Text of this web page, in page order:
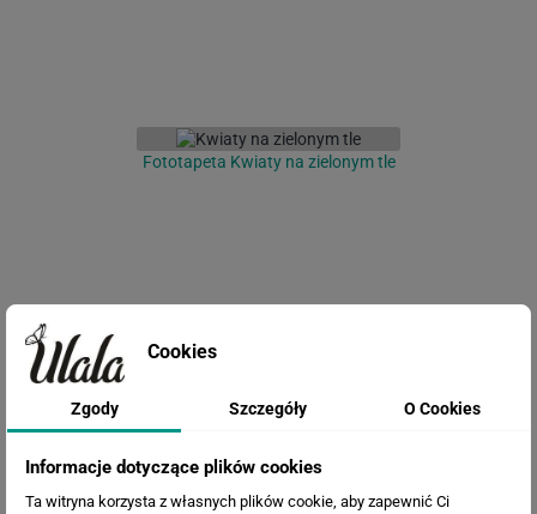
Fototapeta Kwiaty na zielonym tle
Cookies
Zgody Szczegóły O Cookies
Informacje dotyczące plików cookies
Ta witryna korzysta z własnych plików cookie, aby zapewnić Ci